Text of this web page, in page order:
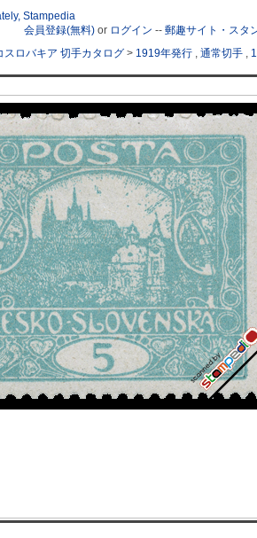
会員登録(無料) or ログイン -- 郵趣サイト・スタ
スロバキア 切手カタログ > 1919年発行 , 通常切手 ,